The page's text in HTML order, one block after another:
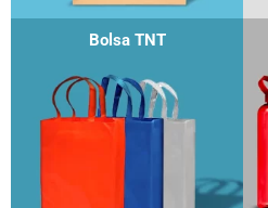
Bolsa TNT